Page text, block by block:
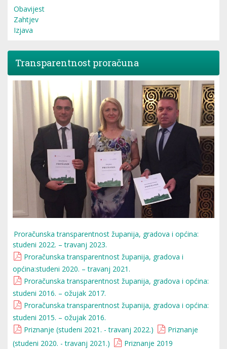
Obavijest
Zahtjev
Izjava
Transparentnost proračuna
Proračunska transparentnost županija, gradova i općina:
studeni 2022. – travanj 2023.
Proračunska transparentnost županija, gradova i
općina:studeni 2020. – travanj 2021.
Proračunska transparentnost županija, gradova i općina:
studeni 2016. – ožujak 2017.
Proračunska transparentnost županija, gradova i općina:
studeni 2015. – ožujak 2016.
Priznanje (studeni 2021. - travanj 2022.)
Priznanje
(studeni 2020. - travanj 2021.)
Priznanje 2019